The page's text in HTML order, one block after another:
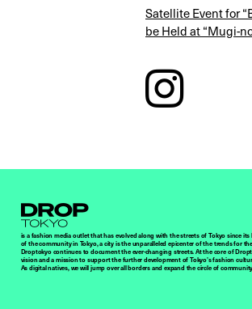
Satellite Event for
be Held at “Mugi-
instagram
Droptokyo
is a fashion media outlet that has evolved along with the streets of Tokyo since
of the community in Tokyo, a city is the unparalleled epicenter of the trends for
Droptokyo continues to document the ever-changing streets. At the core of
vision and a mission to support the further development of Tokyo’s fashion
As digital natives, we will jump over all borders and expand the circle of